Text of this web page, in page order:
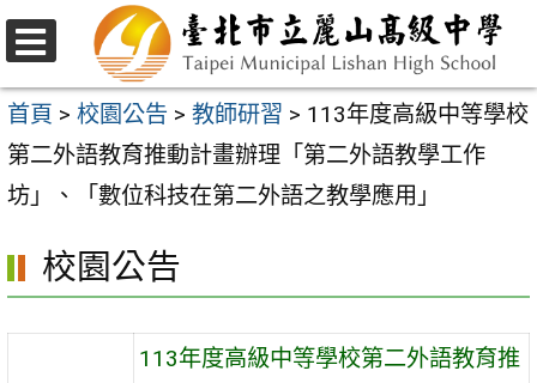
跳
至
主
要
內
區
選
單
首頁 > 校園公告 > 教師研習 > 113年度高級中等學校
第二外語教育推動計畫辦理「第二外語教學工作
坊」、「數位科技在第二外語之教學應用」
校園公告
113年度高級中等學校第二外語教育推